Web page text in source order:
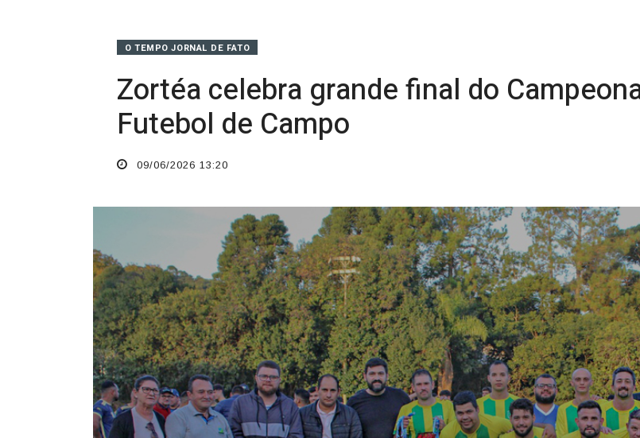
O TEMPO JORNAL DE FATO
Zortéa celebra grande final do
Futebol de Campo
09/06/2026 13:20